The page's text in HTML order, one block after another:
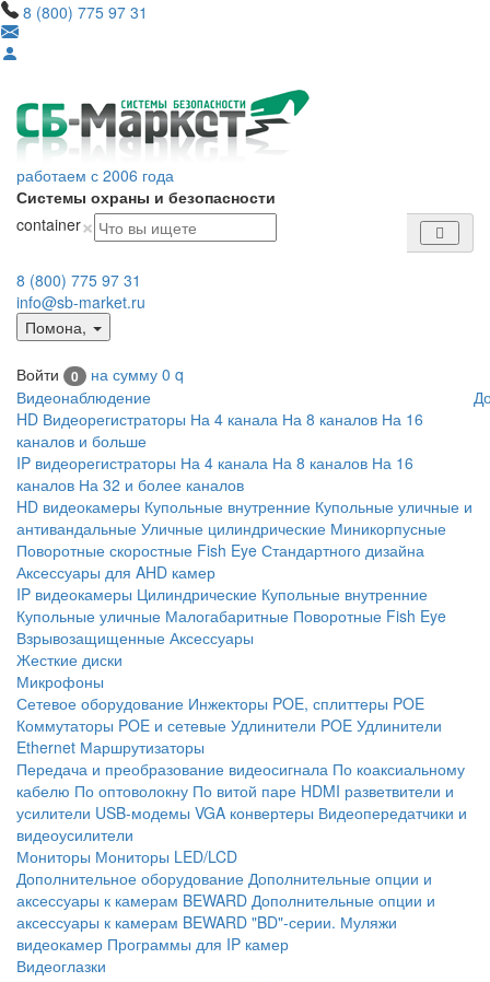
8 (800) 775 97 31
работаем с 2006 года
Системы охраны и безопасности
container×
8 (800) 775 97 31
info@sb-market.ru
Помона,
Войти 0 на сумму 0 q
Видеонаблюдение
HD Видеорегистраторы На 4 канала На 8 каналов На 16
каналов и больше
IP видеорегистраторы На 4 канала На 8 каналов На 16
каналов На 32 и более каналов
HD видеокамеры Купольные внутренние Купольные уличные и
антивандальные Уличные цилиндрические Миникорпусные
Поворотные скоростные Fish Eye Стандартного дизайна
Аксессуары для AHD камер
IP видеокамеры Цилиндрические Купольные внутренние
Купольные уличные Малогабаритные Поворотные Fish Eye
Взрывозащищенные Аксессуары
Жесткие диски
Микрофоны
Сетевое оборудование Инжекторы POE, сплиттеры POE
Коммутаторы POE и сетевые Удлинители POE Удлинители
Ethernet Маршрутизаторы
Передача и преобразование видеосигнала По коаксиальному
кабелю По оптоволокну По витой паре HDMI разветвители и
усилители USB-модемы VGA конвертеры Видеопередатчики и
видеоусилители
Мониторы Мониторы LED/LCD
Дополнительное оборудование Дополнительные опции и
аксессуары к камерам BEWARD Дополнительные опции и
аксессуары к камерам BEWARD "BD"-серии. Муляжи
видеокамер Программы для IP камер
Видеоглазки